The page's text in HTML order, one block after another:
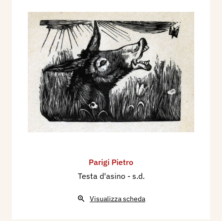
Parigi Pietro
Testa d'asino - s.d.
Visualizza scheda